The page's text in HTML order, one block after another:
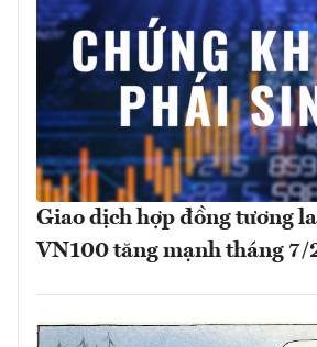
Giao dịch hợp đồng tương
VN100 tăng mạnh tháng